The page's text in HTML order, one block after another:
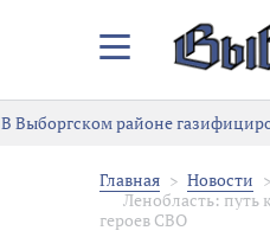
Закрыть/
меню
Выборгском районе
Главная Новости
Ленобласть: путь
героев СВО